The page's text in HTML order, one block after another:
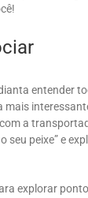
entender
mais
com a
seu peixe” e
explorar